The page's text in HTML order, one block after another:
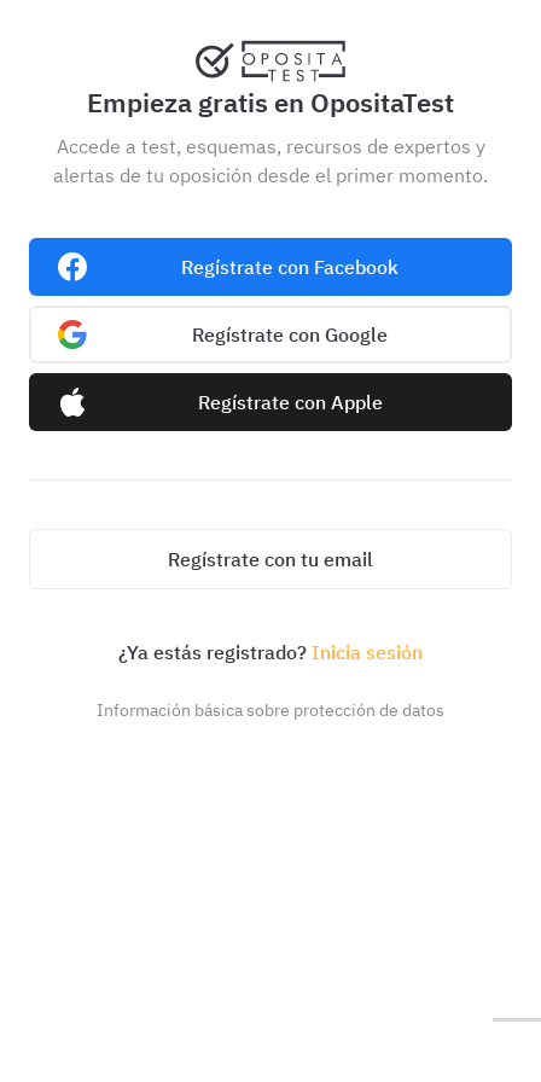
Empieza gratis en OpositaTest
Accede a test, esquemas, recursos de expertos y
alertas de tu oposición desde el primer momento.
Regístrate con Facebook
Regístrate con Google
Regístrate con Apple
Regístrate con tu email
¿Ya estás registrado? Inicia sesión
Información básica sobre protección de datos